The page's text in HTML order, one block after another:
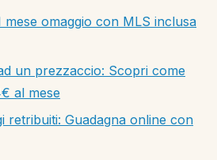
mese omaggio con MLS inclusa
un prezzaccio: Scopri come
al mese
retribuiti: Guadagna online con